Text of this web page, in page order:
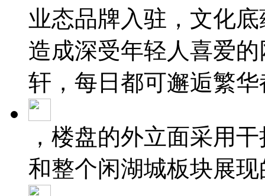
业态品牌入驻，文化
造成深受年轻人喜爱
轩，每日都可邂逅繁
，楼盘的外立面采用
和整个闲湖城板块展